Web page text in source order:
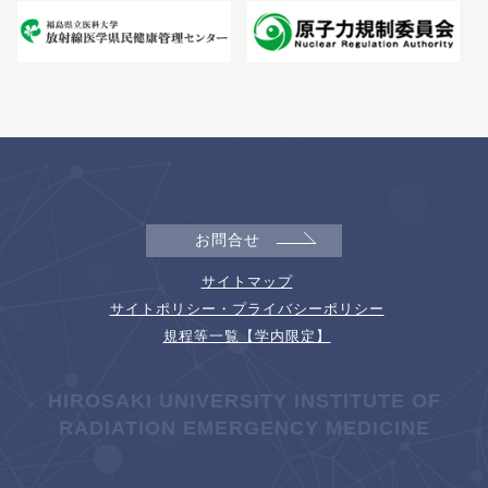
お問合せ
サイトマップ
サイトポリシー・プライバシーポリシー
規程等一覧【学内限定】
HIROSAKI UNIVERSITY INSTITUTE OF
RADIATION EMERGENCY MEDICINE